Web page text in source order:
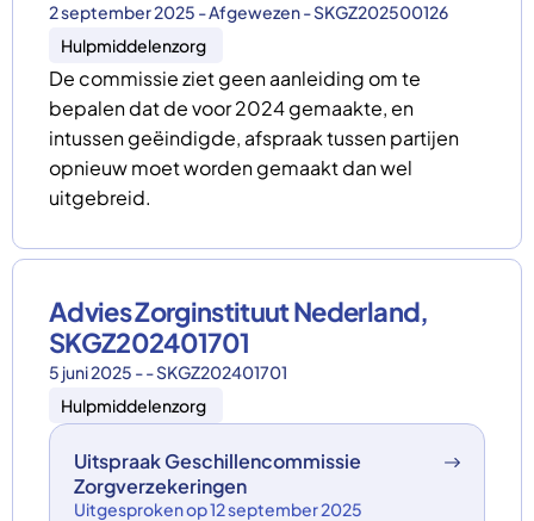
2 september 2025 - Afgewezen - SKGZ202500126
Hulpmiddelenzorg
De commissie ziet geen aanleiding om te
bepalen dat de voor 2024 gemaakte, en
intussen geëindigde, afspraak tussen partijen
opnieuw moet worden gemaakt dan wel
uitgebreid.
Advies Zorginstituut Nederland,
SKGZ202401701
5 juni 2025 - - SKGZ202401701
Hulpmiddelenzorg
Uitspraak Geschillencommissie
Zorgverzekeringen
Uitgesproken op 12 september 2025